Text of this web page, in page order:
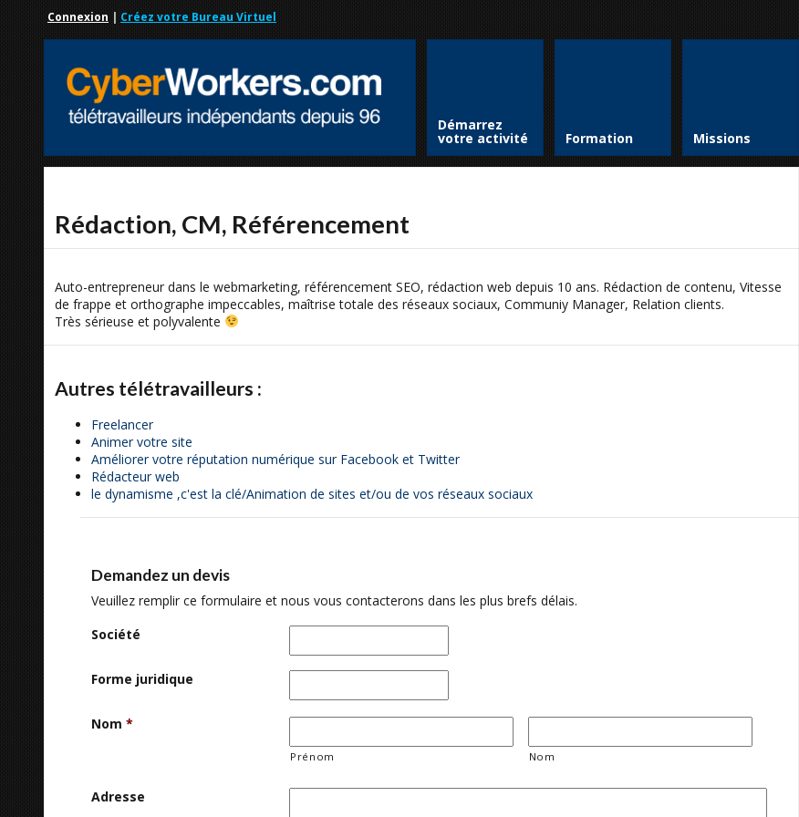
Connexion | Créez votre Bureau Virtuel
Démarrez
votre activité Formation Missions
Rédaction, CM, Référencement
Auto-entrepreneur dans le webmarketing, référencement SEO, rédaction web depuis 10 ans. Rédaction de contenu, Vitesse
de frappe et orthographe impeccables, maîtrise totale des réseaux sociaux, Communiy Manager, Relation clients.
Très sérieuse et polyvalente
Autres télétravailleurs :
Freelancer
Animer votre site
Améliorer votre réputation numérique sur Facebook et Twitter
Rédacteur web
le dynamisme ,c'est la clé/Animation de sites et/ou de vos réseaux sociaux
Demandez un devis
Veuillez remplir ce formulaire et nous vous contacterons dans les plus brefs délais.
Société
Forme juridique
Nom *
Prénom Nom
Adresse